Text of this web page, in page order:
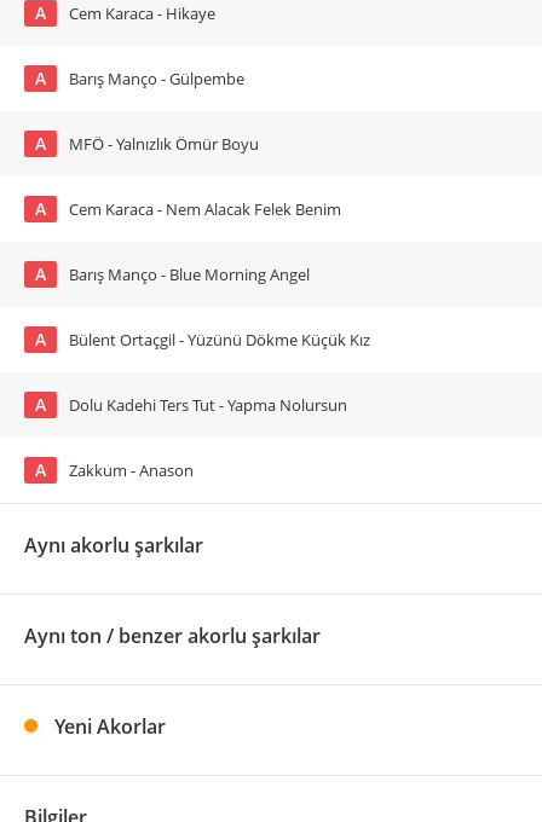
A Cem Karaca - Hikaye
A Barış Manço - Gülpembe
A MFÖ - Yalnızlık Ömür Boyu
A Cem Karaca - Nem Alacak Felek Benim
A Barış Manço - Blue Morning Angel
A Bülent Ortaçgil - Yüzünü Dökme Küçük Kız
A Dolu Kadehi Ters Tut - Yapma Nolursun
A Zakkum - Anason
Aynı akorlu şarkılar
Aynı ton / benzer akorlu şarkılar
Yeni Akorlar